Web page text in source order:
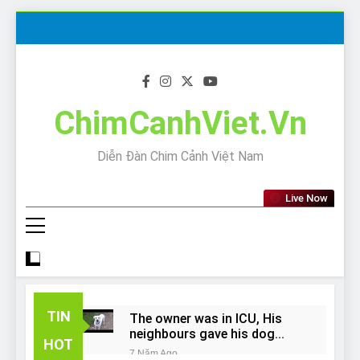
ChimCanhViet.Vn
Diễn Đàn Chim Cảnh Việt Nam
Live Now
TIN
HOT
The owner was in ICU, His
neighbours gave his dog
away!
7 Năm Ago